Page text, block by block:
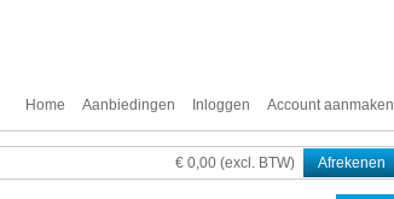
Home Aanbiedingen Inloggen Account aanmaken
€ 0,00 (excl. BTW) Afrekenen